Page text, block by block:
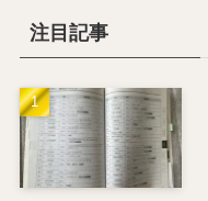
注目記事